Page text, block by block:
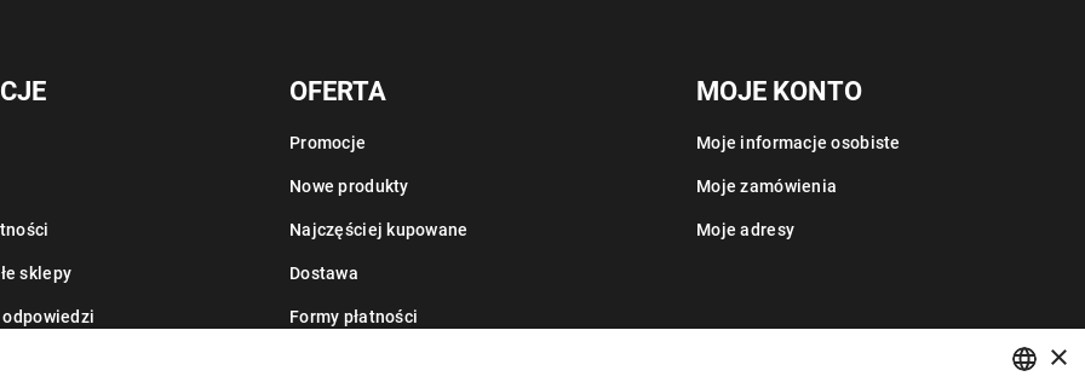
sklepy
odpowiedzi
OFERTA
Promocje
Nowe produkty
Najczęściej kupowane
Dostawa
Formy płatności
MOJE KONTO
Moje informacje osobiste
Moje zamówienia
Moje adresy
×